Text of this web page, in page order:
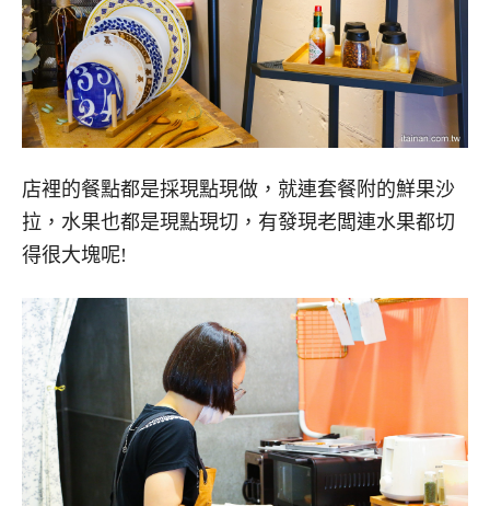
店裡的餐點都是採現點現做，就連套餐附的鮮果沙
拉，水果也都是現點現切，有發現老闆連水果都切
得很大塊呢!